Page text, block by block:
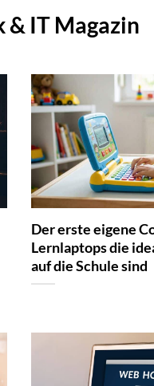
& IT Magazin
Der erste eigene
Lernlaptops die
auf die Schule sind